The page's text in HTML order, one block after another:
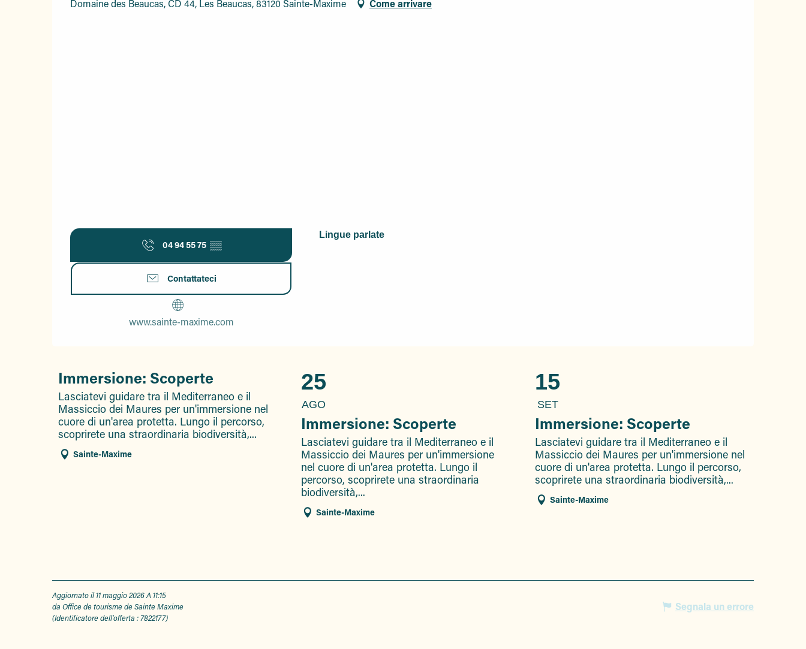
Domaine des Beaucas, CD 44, Les Beaucas, 83120 Sainte-Maxime Come arrivare
04 94 55 75 ▒▒
Contattateci
www.sainte-maxime.com
Lingue parlate
Lingue parlate
Immersione: Scoperte
Lasciatevi guidare tra il Mediterraneo e il
Massiccio dei Maures per un'immersione nel
cuore di un'area protetta. Lungo il percorso,
scoprirete una straordinaria biodiversità,...
Sainte-Maxime
25
AGO
Immersione: Scoperte
Lasciatevi guidare tra il Mediterraneo e il
Massiccio dei Maures per un'immersione
nel cuore di un'area protetta. Lungo il
percorso, scoprirete una straordinaria
biodiversità,...
Sainte-Maxime
15
SET
Immersione: Scoperte
Lasciatevi guidare tra il Mediterraneo e il
Massiccio dei Maures per un'immersione nel
cuore di un'area protetta. Lungo il percorso,
scoprirete una straordinaria biodiversità,...
Sainte-Maxime
Aggiornato il 11 maggio 2026 A 11:15
da Office de tourisme de Sainte Maxime
(Identificatore dell'offerta : 7822177)
Segnala un errore